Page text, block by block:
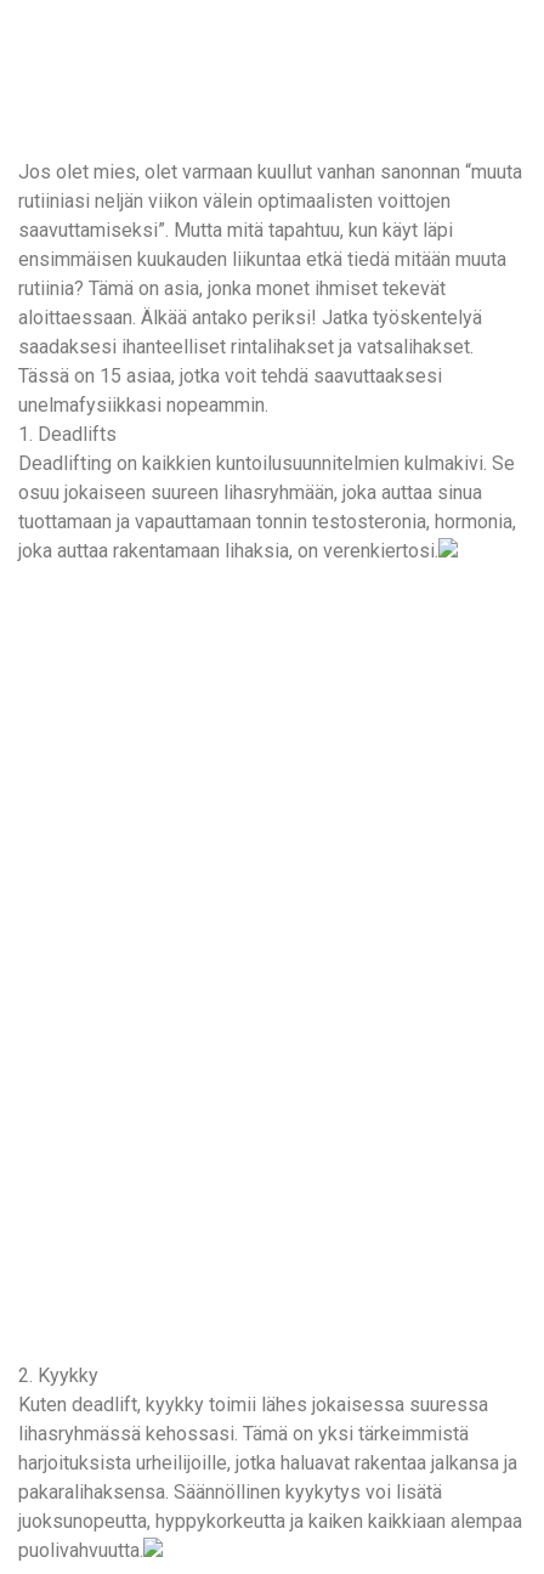
Jos olet mies, olet varmaan kuullut vanhan sanonnan “muuta
rutiiniasi neljän viikon välein optimaalisten voittojen
saavuttamiseksi”. Mutta mitä tapahtuu, kun käyt läpi
ensimmäisen kuukauden liikuntaa etkä tiedä mitään muuta
rutiinia? Tämä on asia, jonka monet ihmiset tekevät
aloittaessaan. Älkää antako periksi! Jatka työskentelyä
saadaksesi ihanteelliset rintalihakset ja vatsalihakset.
Tässä on 15 asiaa, jotka voit tehdä saavuttaaksesi
unelmafysiikkasi nopeammin.
1. Deadlifts
Deadlifting on kaikkien kuntoilusuunnitelmien kulmakivi. Se
osuu jokaiseen suureen lihasryhmään, joka auttaa sinua
tuottamaan ja vapauttamaan tonnin testosteronia, hormonia,
joka auttaa rakentamaan lihaksia, on verenkiertosi.
2. Kyykky
Kuten deadlift, kyykky toimii lähes jokaisessa suuressa
lihasryhmässä kehossasi. Tämä on yksi tärkeimmistä
harjoituksista urheilijoille, jotka haluavat rakentaa jalkansa ja
pakaralihaksensa. Säännöllinen kyykytys voi lisätä
juoksunopeutta, hyppykorkeutta ja kaiken kaikkiaan alempaa
puolivahvuutta.